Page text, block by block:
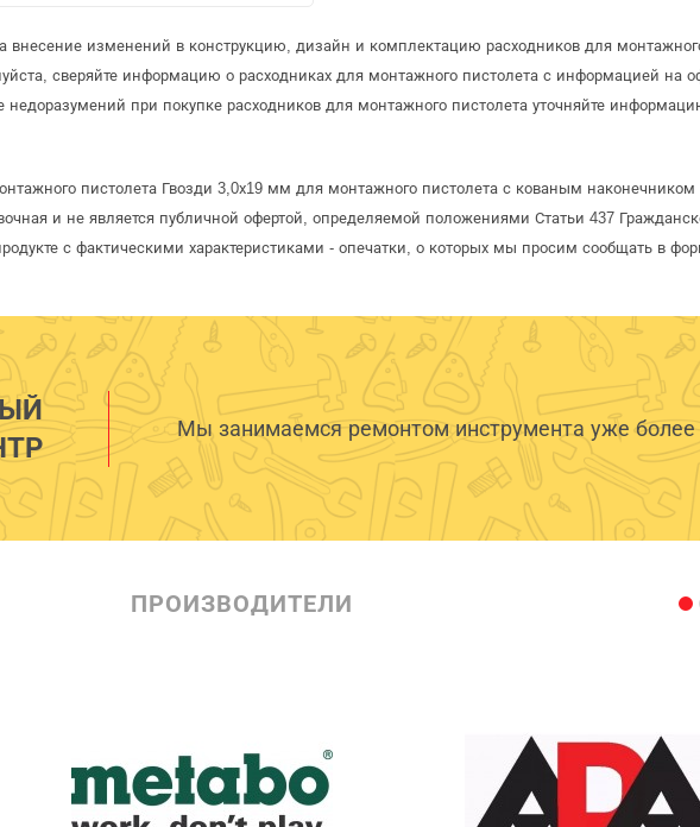
внесение изменений в конструкцию, дизайн и комплектацию расходников для
сверяйте информацию о расходниках для монтажного пистолета с информацией на
при покупке расходников для монтажного пистолета уточняйте
пистолета Гвозди 3,0х19 мм для монтажного пистолета с кованым наконечником
и не является публичной офертой, определяемой положениями Статьи 437
с фактическими характеристиками - опечатки, о которых мы просим сообщать в
Мы занимаемся ремонтом инструмента уже более
ПРОИЗВОДИТЕЛИ